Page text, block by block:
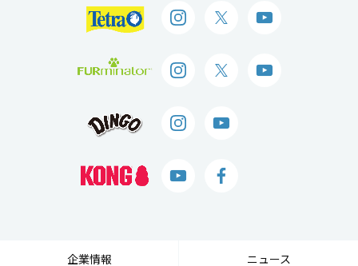
企業情報 ニュース